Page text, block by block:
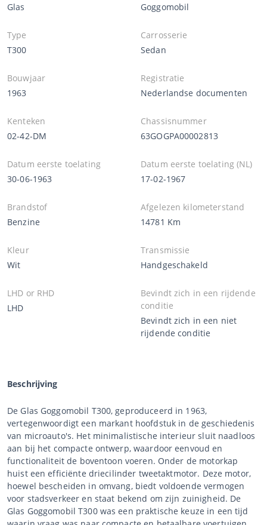
Glas
Goggomobil
Type
T300
Carrosserie
Sedan
Bouwjaar
1963
Registratie
Nederlandse documenten
Kenteken
02-42-DM
Chassisnummer
63GOGPA00002813
Datum eerste toelating
30-06-1963
Datum eerste toelating (NL)
17-02-1967
Brandstof
Benzine
Afgelezen kilometerstand
14781 Km
Kleur
Wit
Transmissie
Handgeschakeld
LHD or RHD
LHD
Bevindt zich in een rijdende
conditie
Bevindt zich in een niet
rijdende conditie
Beschrijving
De Glas Goggomobil T300, geproduceerd in 1963,
vertegenwoordigt een markant hoofdstuk in de geschiedenis
van microauto's. Het minimalistische interieur sluit naadloos
aan bij het compacte ontwerp, waardoor eenvoud en
functionaliteit de boventoon voeren. Onder de motorkap
huist een efficiënte driecilinder tweetaktmotor. Deze motor,
hoewel bescheiden in omvang, biedt voldoende vermogen
voor stadsverkeer en staat bekend om zijn zuinigheid. De
Glas Goggomobil T300 was een praktische keuze in een tijd